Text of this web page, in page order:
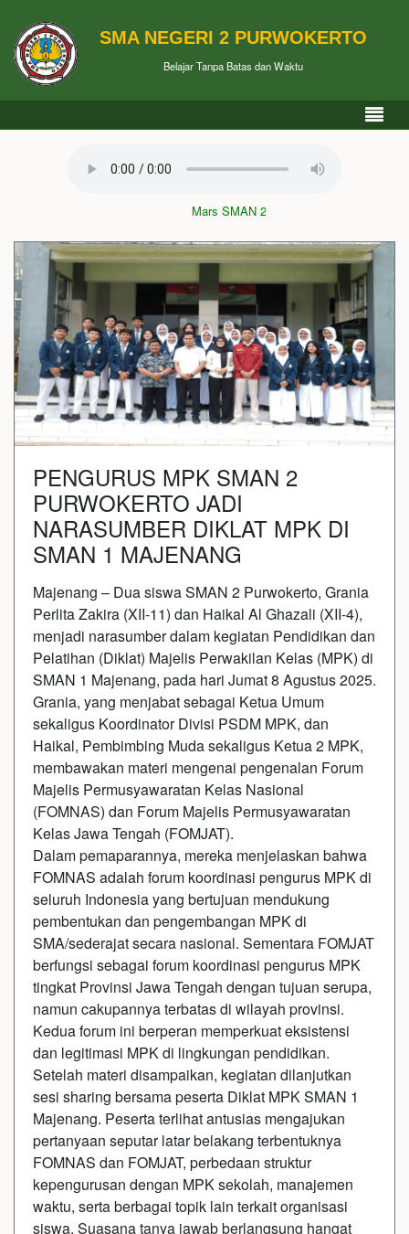
SMA NEGERI 2 PURWOKERTO
Belajar Tanpa Batas dan Waktu
Mars SMAN 2 Purwokerto
PENGURUS MPK SMAN 2
PURWOKERTO JADI
NARASUMBER DIKLAT MPK DI
SMAN 1 MAJENANG
Majenang – Dua siswa SMAN 2 Purwokerto, Grania
Perlita Zakira (XII-11) dan Haikal Al Ghazali (XII-4),
menjadi narasumber dalam kegiatan Pendidikan dan
Pelatihan (Diklat) Majelis Perwakilan Kelas (MPK) di
SMAN 1 Majenang, pada hari Jumat 8 Agustus 2025.
Grania, yang menjabat sebagai Ketua Umum
sekaligus Koordinator Divisi PSDM MPK, dan
Haikal, Pembimbing Muda sekaligus Ketua 2 MPK,
membawakan materi mengenai pengenalan Forum
Majelis Permusyawaratan Kelas Nasional
(FOMNAS) dan Forum Majelis Permusyawaratan
Kelas Jawa Tengah (FOMJAT).
Dalam pemaparannya, mereka menjelaskan bahwa
FOMNAS adalah forum koordinasi pengurus MPK di
seluruh Indonesia yang bertujuan mendukung
pembentukan dan pengembangan MPK di
SMA/sederajat secara nasional. Sementara FOMJAT
berfungsi sebagai forum koordinasi pengurus MPK
tingkat Provinsi Jawa Tengah dengan tujuan serupa,
namun cakupannya terbatas di wilayah provinsi.
Kedua forum ini berperan memperkuat eksistensi
dan legitimasi MPK di lingkungan pendidikan.
Setelah materi disampaikan, kegiatan dilanjutkan
sesi sharing bersama peserta Diklat MPK SMAN 1
Majenang. Peserta terlihat antusias mengajukan
pertanyaan seputar latar belakang terbentuknya
FOMNAS dan FOMJAT, perbedaan struktur
kepengurusan dengan MPK sekolah, manajemen
waktu, serta berbagai topik lain terkait organisasi
siswa. Suasana tanya jawab berlangsung hangat